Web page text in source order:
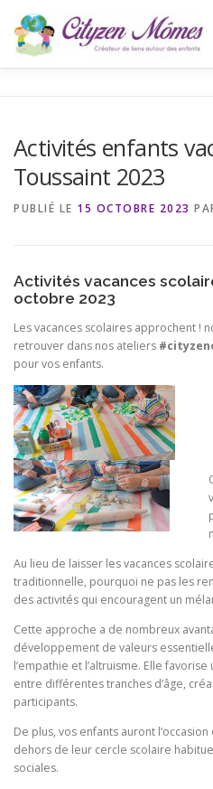
contenu
CONTACT BLOG
Activités enfants
Toussaint 2023
PUBLIÉ LE 15 OCTOBRE 2023
Activités vacances
octobre 2023
Les vacances scolaires approchent !
retrouver dans nos ateliers
pour vos enfants.
Au lieu de laisser les vacances
traditionnelle, pourquoi ne pas les
des activités qui encouragent un
Cette approche a de nombreux
développement de valeurs
l’empathie et l’altruisme. Elle
entre différentes tranches d’âge,
participants.
De plus, vos enfants auront
dehors de leur cercle scolaire
sociales.